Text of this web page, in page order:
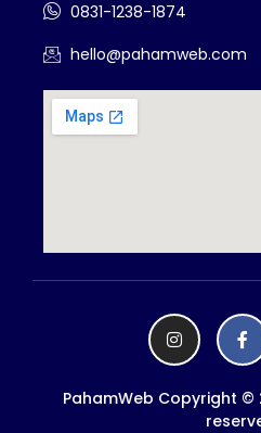
0831-1238-1874
hello@pahamweb.com
PahamWeb Copyright ©